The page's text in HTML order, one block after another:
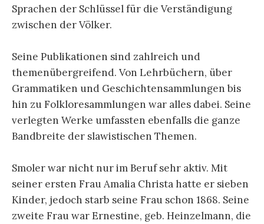
Sprachen der Schlüssel für die Verständigung
zwischen der Völker.
Seine Publikationen sind zahlreich und
themenübergreifend. Von Lehrbüchern, über
Grammatiken und Geschichtensammlungen bis
hin zu Folkloresammlungen war alles dabei. Seine
verlegten Werke umfassten ebenfalls die ganze
Bandbreite der slawistischen Themen.
Smoler war nicht nur im Beruf sehr aktiv. Mit
seiner ersten Frau Amalia Christa hatte er sieben
Kinder, jedoch starb seine Frau schon 1868. Seine
zweite Frau war Ernestine, geb. Heinzelmann, die